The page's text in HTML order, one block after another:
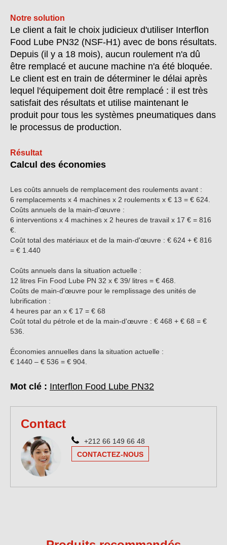
Notre solution
Le client a fait le choix judicieux d'utiliser Interflon
Food Lube PN32 (NSF-H1) avec de bons résultats.
Depuis (il y a 18 mois), aucun roulement n'a dû
être remplacé et aucune machine n'a été bloquée.
Le client est en train de déterminer le délai après
lequel l'équipement doit être remplacé : il est très
satisfait des résultats et utilise maintenant le
produit pour tous les systèmes pneumatiques dans
le processus de production.
Résultat
Calcul des économies
Les coûts annuels de remplacement des roulements avant :
6 remplacements x 4 machines x 2 roulements x € 13 = € 624.
Coûts annuels de la main-d'œuvre :
6 interventions x 4 machines x 2 heures de travail x 17 € = 816
€.
Coût total des matériaux et de la main-d'œuvre : € 624 + € 816
= € 1.440
Coûts annuels dans la situation actuelle :
12 litres Fin Food Lube PN 32 x € 39/ litres = € 468.
Coûts de main-d'œuvre pour le remplissage des unités de
lubrification :
4 heures par an x € 17 = € 68
Coût total du pétrole et de la main-d'œuvre : € 468 + € 68 = €
536.
Économies annuelles dans la situation actuelle :
€ 1440 – € 536 = € 904.
Mot clé : Interflon Food Lube PN32
Contact
+212 66 149 66 48
CONTACTEZ-NOUS